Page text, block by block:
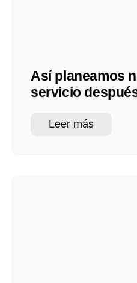
Así planeamos
servicio
Leer más